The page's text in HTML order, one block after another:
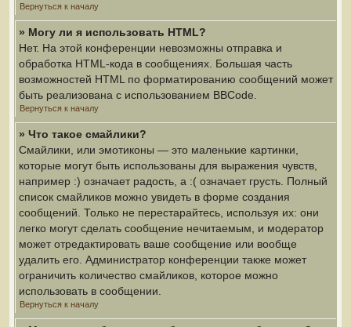
Вернуться к началу
» Могу ли я использовать HTML?
Нет. На этой конференции невозможны отправка и
обработка HTML-кода в сообщениях. Большая часть
возможностей HTML по форматированию сообщений может
быть реализована с использованием BBCode.
Вернуться к началу
» Что такое смайлики?
Смайлики, или эмотиконы — это маленькие картинки,
которые могут быть использованы для выражения чувств,
например :) означает радость, а :( означает грусть. Полный
список смайликов можно увидеть в форме создания
сообщений. Только не перестарайтесь, используя их: они
легко могут сделать сообщение нечитаемым, и модератор
может отредактировать ваше сообщение или вообще
удалить его. Администратор конференции также может
ограничить количество смайликов, которое можно
использовать в сообщении.
Вернуться к началу